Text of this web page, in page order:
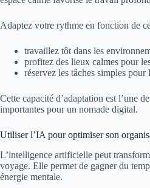
Adaptez votre rythme en fonction de
travaillez tôt dans les
profitez des lieux calmes pour
réservez les tâches simples
Cette capacité d’adaptation est l’une
importantes pour un nomade digital.
Utiliser l’IA pour optimiser son
L’intelligence artificielle peut
voyage. Elle permet de gagner du
énergie mentale.